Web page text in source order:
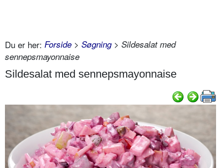
Du er her: Forside > Søgning> Sildesalat med
sennepsmayonnaise
Sildesalat med sennepsmayonnaise